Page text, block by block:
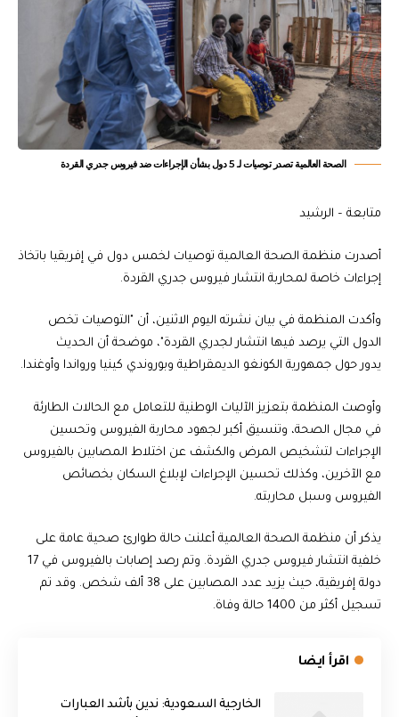
الصحة العالمية تصدر توصيات لـ 5 دول بشأن الإجراءات ضد فيروس جدري القردة
متابعة – الرشيد
أصدرت منظمة الصحة العالمية توصيات لخمس دول في إفريقيا باتخاذ
إجراءات خاصة لمحاربة انتشار فيروس جدري القردة.
وأكدت المنظمة في بيان نشرته اليوم الاثنين، أن "التوصيات تخص
الدول التي يرصد فيها انتشار لجدري القردة"، موضحة أن الحديث
يدور حول جمهورية الكونغو الديمقراطية وبوروندي كينيا ورواندا وأوغندا.
وأوصت المنظمة بتعزيز الآليات الوطنية للتعامل مع الحالات الطارئة
في مجال الصحة، وتنسيق أكبر لجهود محاربة الفيروس وتحسين
الإجراءات لتشخيص المرض والكشف عن اختلاط المصابين بالفيروس
مع الآخرين، وكذلك تحسين الإجراءات لإبلاغ السكان بخصائص
الفيروس وسبل محاربته.
يذكر أن منظمة الصحة العالمية أعلنت حالة طوارئ صحية عامة على
خلفية انتشار فيروس جدري القردة. وتم رصد إصابات بالفيروس في 17
دولة إفريقية، حيث يزيد عدد المصابين على 38 ألف شخص. وقد تم
تسجيل أكثر من 1400 حالة وفاة.
اقرأ ايضا
‏الخارجية السعودية: ندين بأشد العبارات